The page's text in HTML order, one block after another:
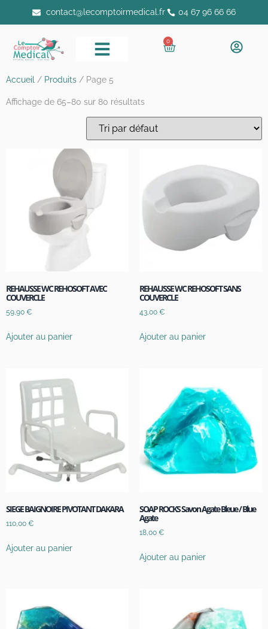
contact@lecomptoirmedical.fr 04 67 96 66 66
0
Accueil / Produits / Page 5
Affichage de 65–80 sur 80 résultats
REHAUSSE WC REHOSOFT AVEC
COUVERCLE
59,90 €
Ajouter au panier
REHAUSSE WC REHOSOFT SANS
COUVERCLE
43,00 €
Ajouter au panier
SIEGE BAIGNOIRE PIVOTANT DAKARA
110,00 €
Ajouter au panier
SOAP ROCKS Savon Agate Bleue / Blue
Agate
18,00 €
Ajouter au panier